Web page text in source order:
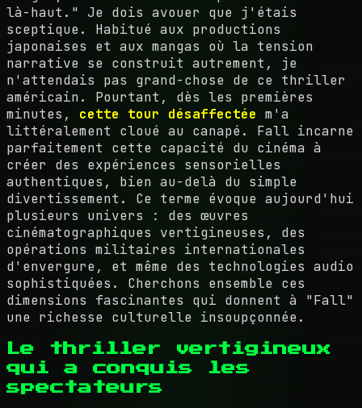
là-haut." Je dois avouer que j'étais
sceptique. Habitué aux productions
japonaises et aux mangas où la tension
narrative se construit autrement, je
n'attendais pas grand-chose de ce thriller
américain. Pourtant, dès les premières
minutes, cette tour désaffectée m'a
littéralement cloué au canapé. Fall incarne
parfaitement cette capacité du cinéma à
créer des expériences sensorielles
authentiques, bien au-delà du simple
divertissement. Ce terme évoque aujourd'hui
plusieurs univers : des œuvres
cinématographiques vertigineuses, des
opérations militaires internationales
d'envergure, et même des technologies audio
sophistiquées. Cherchons ensemble ces
dimensions fascinantes qui donnent à "Fall"
une richesse culturelle insoupçonnée.
Le thriller vertigineux
qui a conquis les
spectateurs